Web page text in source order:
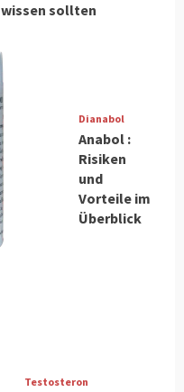
wissen sollten
Dianabol
Anabol :
Risiken
und
Vorteile im
Überblick
Testosteron